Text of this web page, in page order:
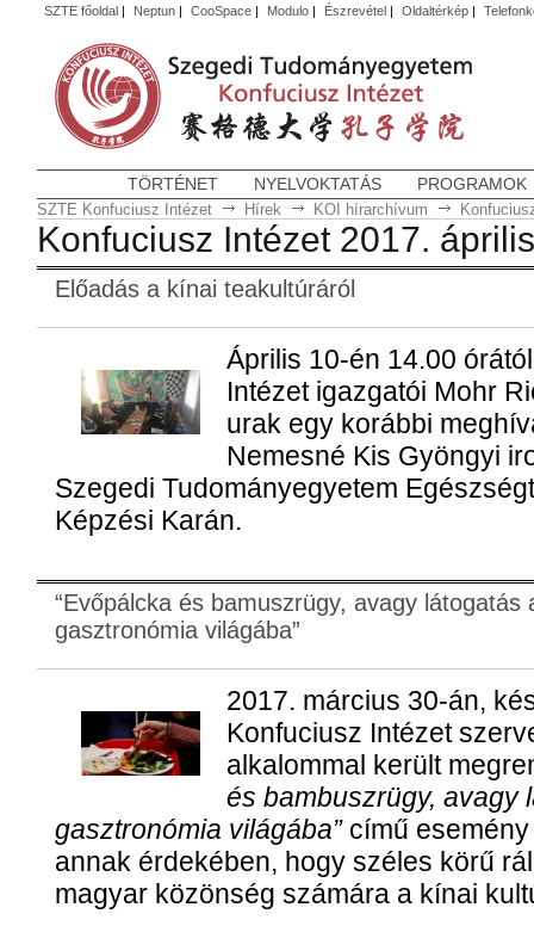
SZTE főoldal| Neptun| CooSpace| Modulo| Észrevétel| Oldaltérkép|
TÖRTÉNET NYELVOKTATÁS PROGRAMOK
SZTE Konfuciusz Intézet Hírek KOI hírarchívum
Konfuciusz Intézet 2017. április
Előadás a kínai teakultúráról
Április 10-én 14.00
Intézet igazgatói Mohr
urak egy korábbi
Nemesné Kis Gyöngyi
Szegedi Tudományegyetem
Képzési Karán.
“Evőpálcka és bamuszrügy, avagy látogatás
gasztronómia világába”
2017. március 30-án,
Konfuciusz Intézet
alkalommal került
és bambuszrügy, avagy
gasztronómia világába”című esemény
annak érdekében, hogy széles körű
magyar közönség számára a kínai